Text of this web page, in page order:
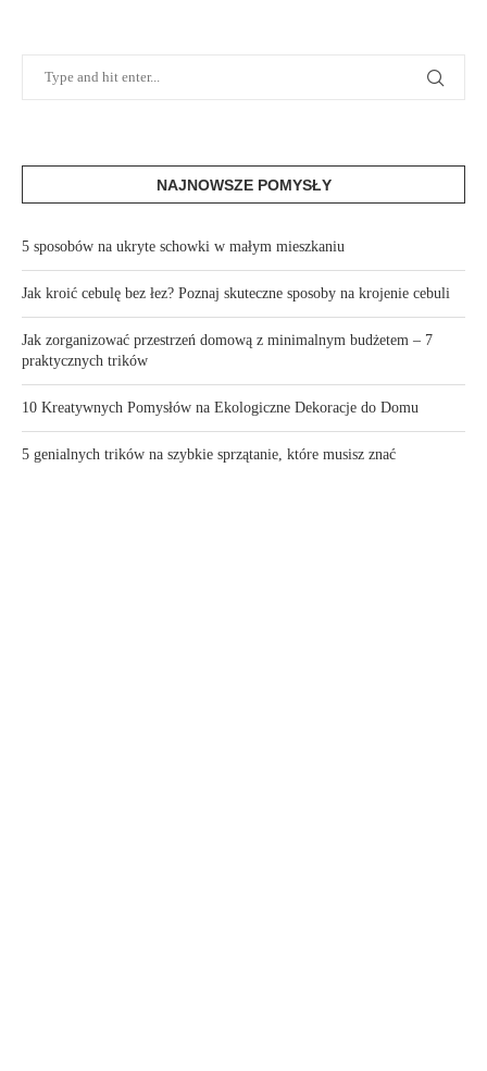
NAJNOWSZE POMYSŁY
5 sposobów na ukryte schowki w małym mieszkaniu
Jak kroić cebulę bez łez? Poznaj skuteczne sposoby na krojenie cebuli
Jak zorganizować przestrzeń domową z minimalnym budżetem – 7
praktycznych trików
10 Kreatywnych Pomysłów na Ekologiczne Dekoracje do Domu
5 genialnych trików na szybkie sprzątanie, które musisz znać